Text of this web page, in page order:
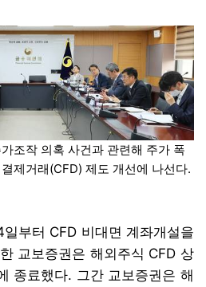
조작 의혹 사건과 관련해 주가 폭
제거래(CFD) 제도 개선에 나선다.
부터 CFD 비대면 계좌개설을
교보증권은 해외주식 CFD 상
종료했다. 그간 교보증권은 해